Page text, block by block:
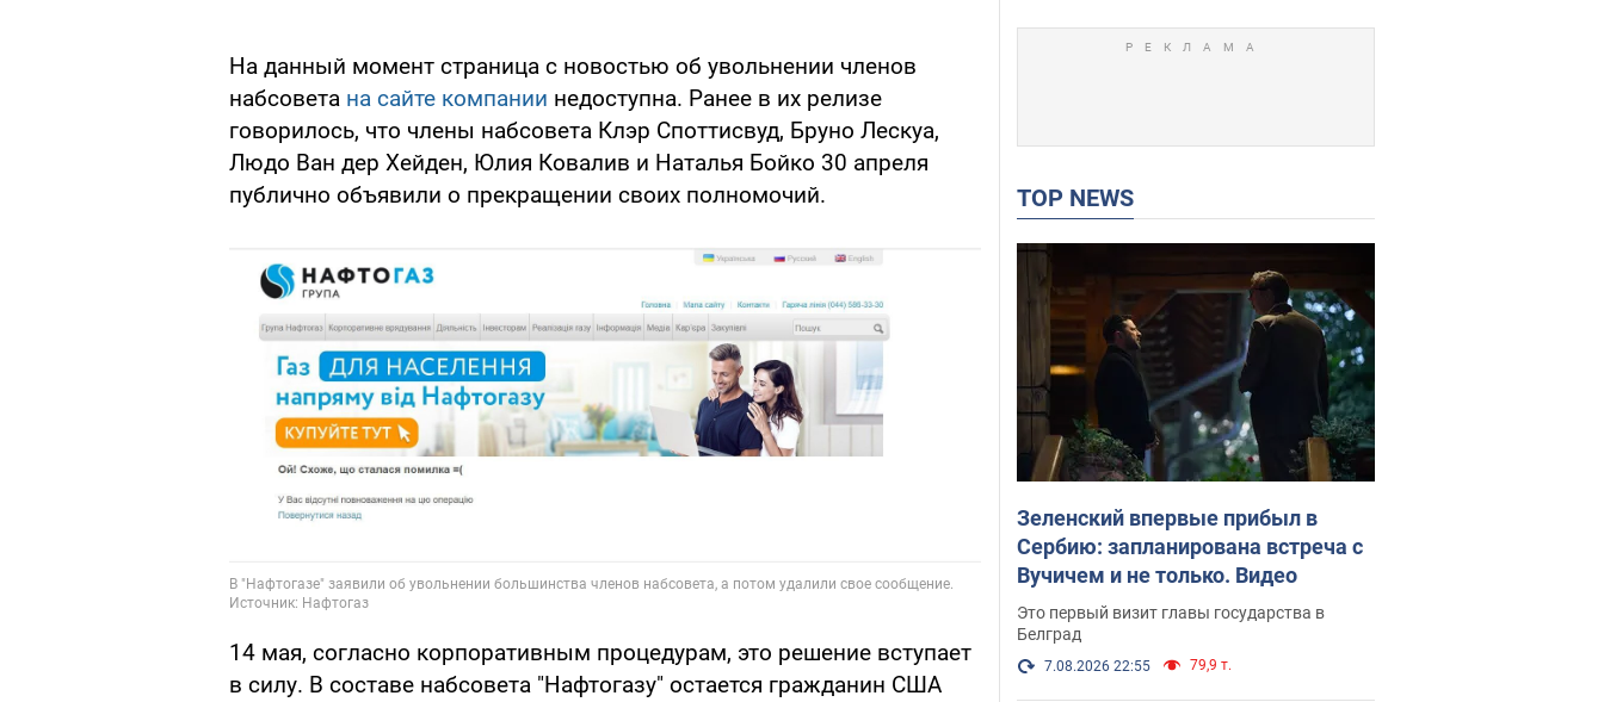
На данный момент страница с новостью об увольнении членов
набсовета на сайте компании недоступна. Ранее в их релизе
говорилось, что члены набсовета Клэр Споттисвуд, Бруно Лескуа,
Людо Ван дер Хейден, Юлия Ковалив и Наталья Бойко 30 апреля
публично объявили о прекращении своих полномочий.
14 мая, согласно корпоративным процедурам, это решение вступает
в силу. В составе набсовета "Нафтогазу" остается гражданин США
TOP NEWS
Зеленский впервые прибыл в
Сербию: запланирована встреча с
Вучичем и не только. Видео
Это первый визит главы государства в
Белград
7.08.2026 22:55 79,9 т.